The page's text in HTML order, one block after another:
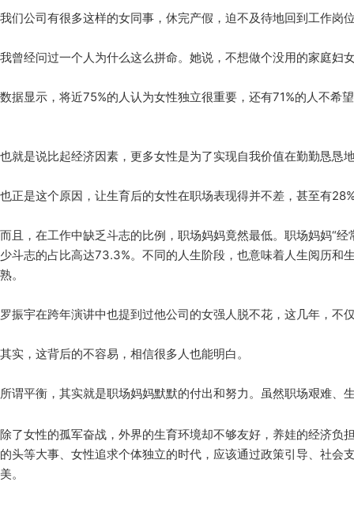
我们公司有很多这样的女同事，休完产假，迫不及待地回到工作
我曾经问过一个人为什么这么拼命。她说，不想做个没用的家庭妇
数据显示，将近75%的人认为女性独立很重要，还有71%的人不希
也就是说比起经济因素，更多女性是为了实现自我价值在勤勤恳恳
也正是这个原因，让生育后的女性在职场表现得并不差，甚至有
而且，在工作中缺乏斗志的比例，职场妈妈竟然最低。 职场妈妈“经
少斗志的占比高达73.3%。不同的人生阶段，也意味着人生阅历和
熟。
罗振宇在跨年演讲中也提到过他公司的女强人脱不花，这几年，不
其实，这背后的不容易，相信很多人也能明白。
所谓平衡，其实就是职场妈妈默默的付出和努力。虽然职场艰难
除了女性的孤军奋战，外界的生育环境却不够友好，养娃的经济
的头等大事、女性追求个体独立的时代，应该通过政策引导、社
美。